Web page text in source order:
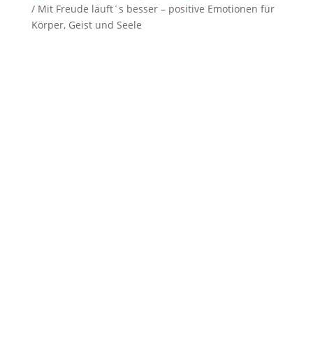
/ Mit Freude läuft´s besser – positive Emotionen für
Körper, Geist und Seele